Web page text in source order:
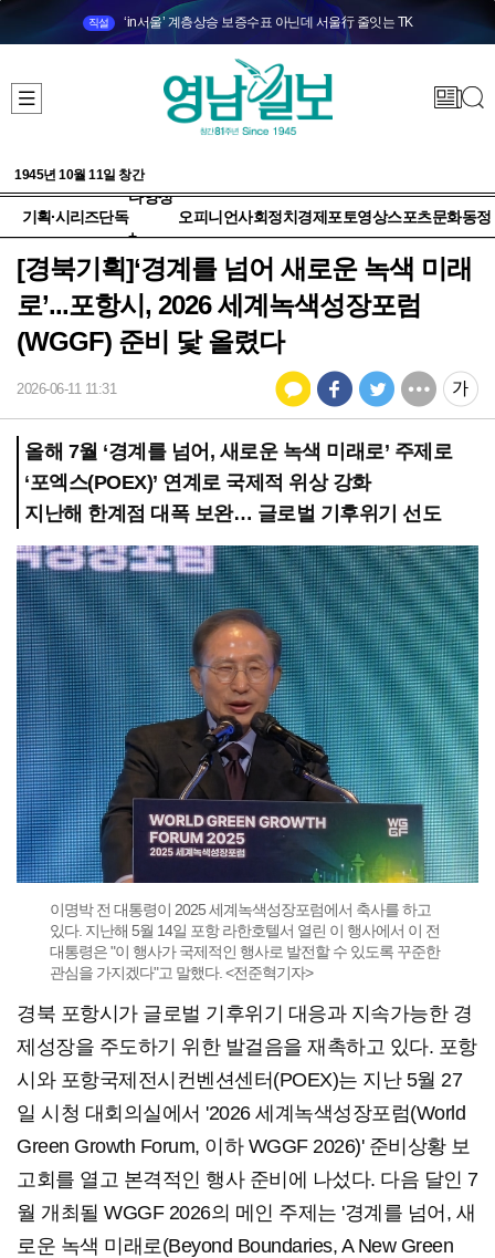
직설 ‘in서울’ 계층상승 보증수표 아닌데 서울行 줄잇는 TK
1945년 10월 11일 창간
기획·시리즈단독
다양성
+
오피니언사회정치 경제 포토영상스포츠문화동정
[경북기획]‘경계를 넘어 새로운 녹색 미래
로’...포항시, 2026 세계녹색성장포럼
(WGGF) 준비 닻 올렸다
2026-06-11 11:31
올해 7월 ‘경계를 넘어, 새로운 녹색 미래로’ 주제로
‘포엑스(POEX)’ 연계로 국제적 위상 강화
지난해 한계점 대폭 보완… 글로벌 기후위기 선도
이명박 전 대통령이 2025 세계녹색성장포럼에서 축사를 하고
있다. 지난해 5월 14일 포항 라한호텔서 열린 이 행사에서 이 전
대통령은 "이 행사가 국제적인 행사로 발전할 수 있도록 꾸준한
관심을 가지겠다"고 말했다. <전준혁기자>
경북 포항시가 글로벌 기후위기 대응과 지속가능한 경
제성장을 주도하기 위한 발걸음을 재촉하고 있다. 포항
시와 포항국제전시컨벤션센터(POEX)는 지난 5월 27
일 시청 대회의실에서 '2026 세계녹색성장포럼(World
Green Growth Forum, 이하 WGGF 2026)' 준비상황 보
고회를 열고 본격적인 행사 준비에 나섰다. 다음 달인 7
월 개최될 WGGF 2026의 메인 주제는 '경계를 넘어, 새
로운 녹색 미래로(Beyond Boundaries, A New Green